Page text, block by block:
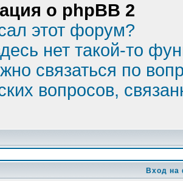
о phpBB 2
этот форум?
нет такой-то
связаться по
вопросов,
Вход на